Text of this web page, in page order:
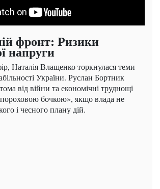
фронт: Ризики
напруги
Наталія Влащенко торкнулася теми
України. Руслан Бортник
від війни та економічні труднощі
бочкою», якщо влада не
і чесного плану дій.